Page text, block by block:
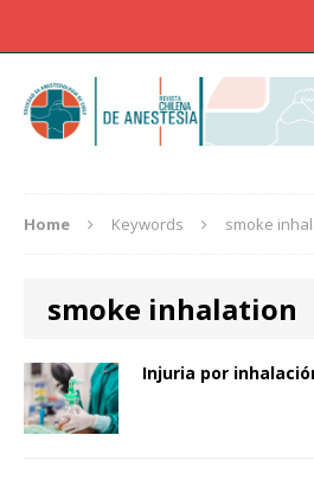
Home Keywords smoke
smoke inhalation
Injuria por